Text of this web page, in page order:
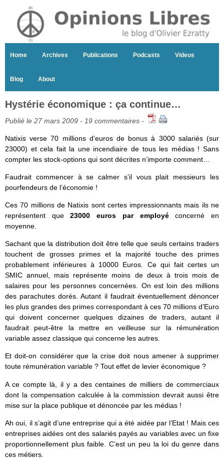
Home Archives Publications Podcasts Videos
Blog About
Hystérie économique : ça continue…
Publié le 27 mars 2009 - 19 commentaires -
Natixis verse 70 millions d’euros de bonus à 3000 salariés (sur
23000) et cela fait la une incendiaire de tous les médias ! Sans
compter les stock-options qui sont décrites n’importe comment…
Faudrait commencer à se calmer s’il vous plait messieurs les
pourfendeurs de l’économie !
Ces 70 millions de Natixis sont certes impressionnants mais ils ne
représentent que23000 euros par employéconcerné en
moyenne.
Sachant que la distribution doit être telle que seuls certains traders
touchent de grosses primes et la majorité touche des primes
probablement inférieures à 10000 Euros. Ce qui fait certes un
SMIC annuel, mais représente moins de deux à trois mois de
salaires pour les personnes concernées. On est loin des millions
des parachutes dorés. Autant il faudrait éventuellement dénoncer
les plus grandes des primes correspondant à ces 70 millions d’Euro
qui doivent concerner quelques dizaines de traders, autant il
faudrait peut-être la mettre en veilleuse sur la rémunération
variable assez classique qui concerne les autres.
Et doit-on considérer que la crise doit nous amener à supprimer
toute rémunération variable ? Tout effet de levier économique ?
A ce compte là, il y a des centaines de milliers de commerciaux
dont la compensation calculée à la commission devrait aussi être
mise sur la place publique et dénoncée par les médias !
Ah oui, il s’agit d’une entreprise qui a été aidée par l’Etat ! Mais ces
entreprises aidées ont des salariés payés au variables avec un fixe
proportionnellement plus faible. C’est un peu la loi du genre dans
ces métiers.